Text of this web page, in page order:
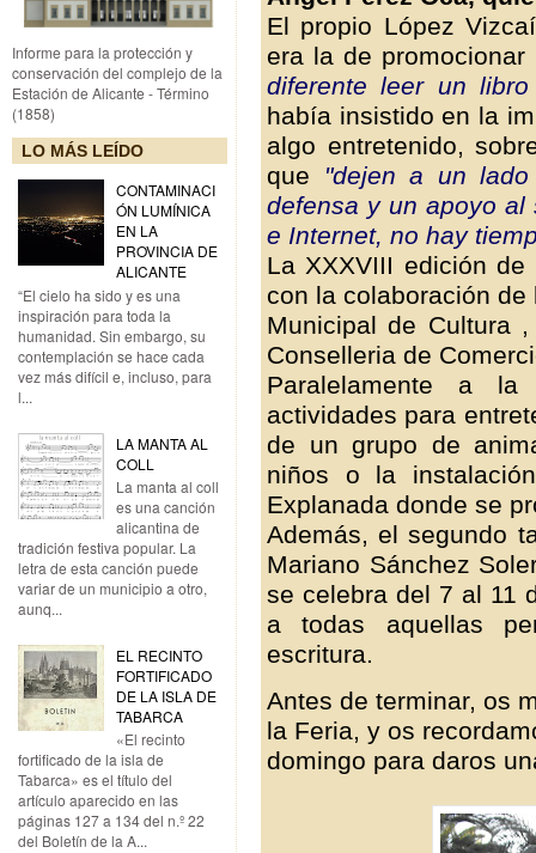
Informe para la protección y
conservación del complejo de la
Estación de Alicante - Término
(1858)
LO MÁS LEÍDO
CONTAMINACI
ÓN LUMÍNICA
EN LA
PROVINCIA DE
ALICANTE
“El cielo ha sido y es una
inspiración para toda la
humanidad. Sin embargo, su
contemplación se hace cada
vez más difícil e, incluso, para
l...
LA MANTA AL
COLL
La manta al coll
es una canción
alicantina de
tradición festiva popular. La
letra de esta canción puede
variar de un municipio a otro,
aunq...
EL RECINTO
FORTIFICADO
DE LA ISLA DE
TABARCA
«El recinto
fortificado de la isla de
Tabarca» es el título del
artículo aparecido en las
páginas 127 a 134 del n.º 22
del Boletín de la A...
El propio López
era la de
diferente leer un
había insistido en la
algo entretenido,
que
"dejen a un
defensa y un apoyo al
e Internet, no hay
La XXXVIII edición
con la colaboración
Municipal de Cultura
Conselleria de
Paralelamente a
actividades para
de un grupo de
niños o la
Explanada donde se
Además, el segundo
Mariano Sánchez
se celebra del 7 al 11
a todas aquellas
escritura.
Antes de terminar, os
la Feria, y os
domingo para daros